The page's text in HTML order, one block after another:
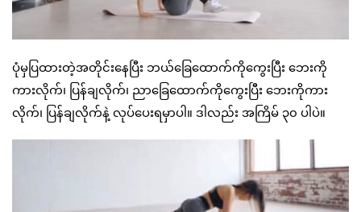
ပုံမှပြထားတဲ့အတိုင်းနေပြီး ဘယ်ခြေထောက်ကိုကွေးပြီး ဘေးကို
ကားလိုက်၊ ပြန်ချလိုက်၊ ညာခြေထောက်ကိုကွေးပြီး ဘေးကိုကား
လိုက်၊ ပြန်ချလိုက်နဲ့ လုပ်ပေးရမှာပါ။ ဒါလည်း အကြိမ် ၃၀ ပါပဲ။